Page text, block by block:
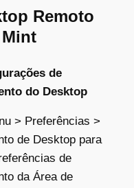
Remoto
de
do Desktop
> Preferências >
de Desktop para
de
da Área de